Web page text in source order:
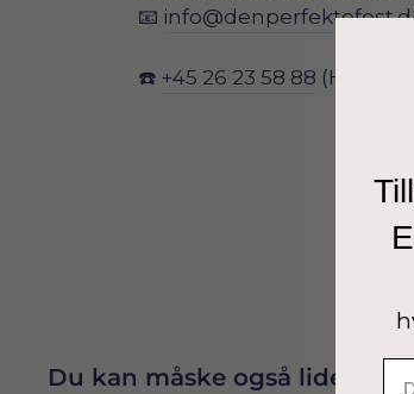
📧
☎️ +45 26 23 58 88
Du kan måske også lide